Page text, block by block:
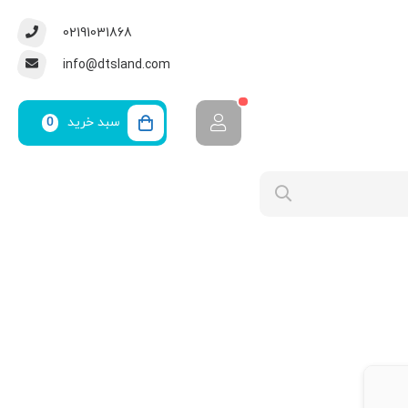
02191031868
info@dtsland.com
سبد خرید 0